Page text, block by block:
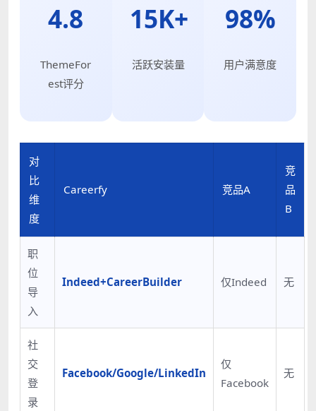
4.8
ThemeFor
est评分
15K+
活跃安装量
98%
用户满意度
对
比
维
度
Careerfy 竞品A
竞
品
B
职
位
导
入
Indeed+CareerBuilder 仅Indeed 无
社
交
登
录
Facebook/Google/LinkedIn
仅
Facebook
无